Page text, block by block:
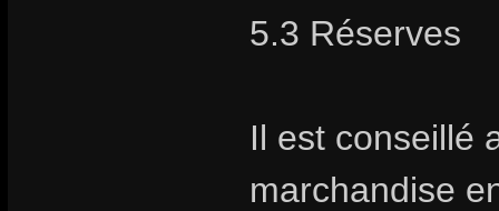
5.3 Réserves
Il est conseillé
marchandise